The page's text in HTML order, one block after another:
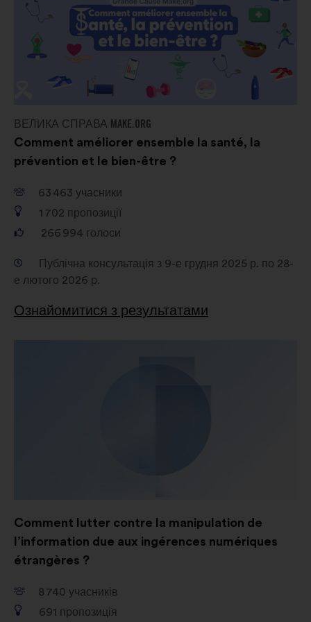
ВЕЛИКА СПРАВА MAKE.ORG
Comment améliorer ensemble la santé, la
prévention et le bien-être ?
63 463 учасники
1 702 пропозиції
266 994 голоси
Публічна консультація з 9-е грудня 2025 р. по 28-
е лютого 2026 р.
Ознайомитися з результатами
Comment lutter contre la manipulation de
l’information due aux ingérences numériques
étrangères ?
8 740 учасників
691 пропозиція